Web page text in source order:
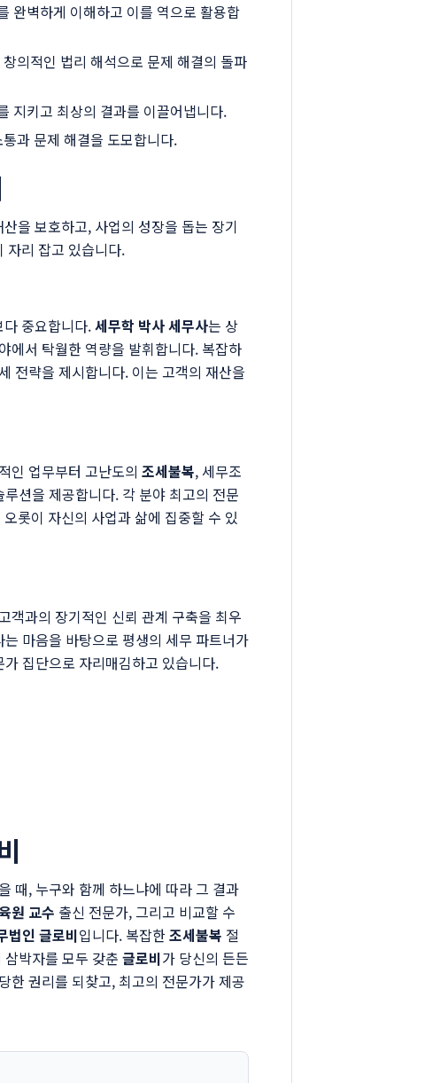
완벽하게 이해하고 이를 역으로 활용합
의적인 법리 해석으로 문제 해결의 돌파
지키고 최상의 결과를 이끌어냅니다.
과 문제 해결을 도모합니다.
을 보호하고, 사업의 성장을 돕는 장기
자리 잡고 있습니다.
중요합니다.세무학 박사 세무사는 상
에서 탁월한 역량을 발휘합니다. 복잡하
전략을 제시합니다. 이는 고객의 재산을
인 업무부터 고난도의 조세불복, 세무조
션을 제공합니다. 각 분야 최고의 전문
롯이 자신의 사업과 삶에 집중할 수 있
객과의 장기적인 신뢰 관계 구축을 최우
마음을 바탕으로 평생의 세무 파트너가
집단으로 자리매김하고 있습니다.
때, 누구와 함께 하느냐에 따라 그 결과
원 교수 출신 전문가, 그리고 비교할 수
법인 글로비입니다. 복잡한조세불복 절
박자를 모두 갖춘 글로비가 당신의 든든
한 권리를 되찾고, 최고의 전문가가 제공